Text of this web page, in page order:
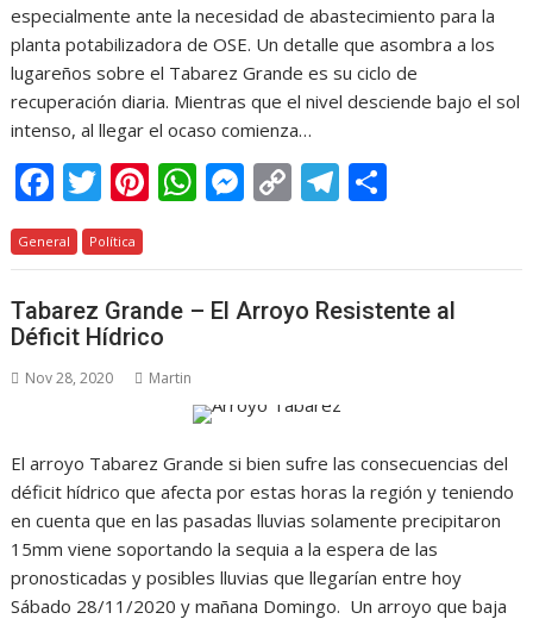
especialmente ante la necesidad de abastecimiento para la
planta potabilizadora de OSE. Un detalle que asombra a los
lugareños sobre el Tabarez Grande es su ciclo de
recuperación diaria. Mientras que el nivel desciende bajo el sol
intenso, al llegar el ocaso comienza…
F
ac
e
b
o
o
T
w
itt
er
Pi
er
e
st
W
at
s
A
p
M
ss
e
n
er
C
p
y
Li
k
T
e
gr
a
m
p
ar
General Política
Tabarez Grande – El Arroyo Resistente al
Déficit Hídrico
Nov 28, 2020 Martin
El arroyo Tabarez Grande si bien sufre las consecuencias del
déficit hídrico que afecta por estas horas la región y teniendo
en cuenta que en las pasadas lluvias solamente precipitaron
15mm viene soportando la sequia a la espera de las
pronosticadas y posibles lluvias que llegarían entre hoy
Sábado 28/11/2020 y mañana Domingo. Un arroyo que baja